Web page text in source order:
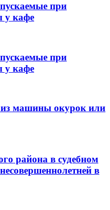
при
у кафе
при
у кафе
машины окурок или
района в судебном
в